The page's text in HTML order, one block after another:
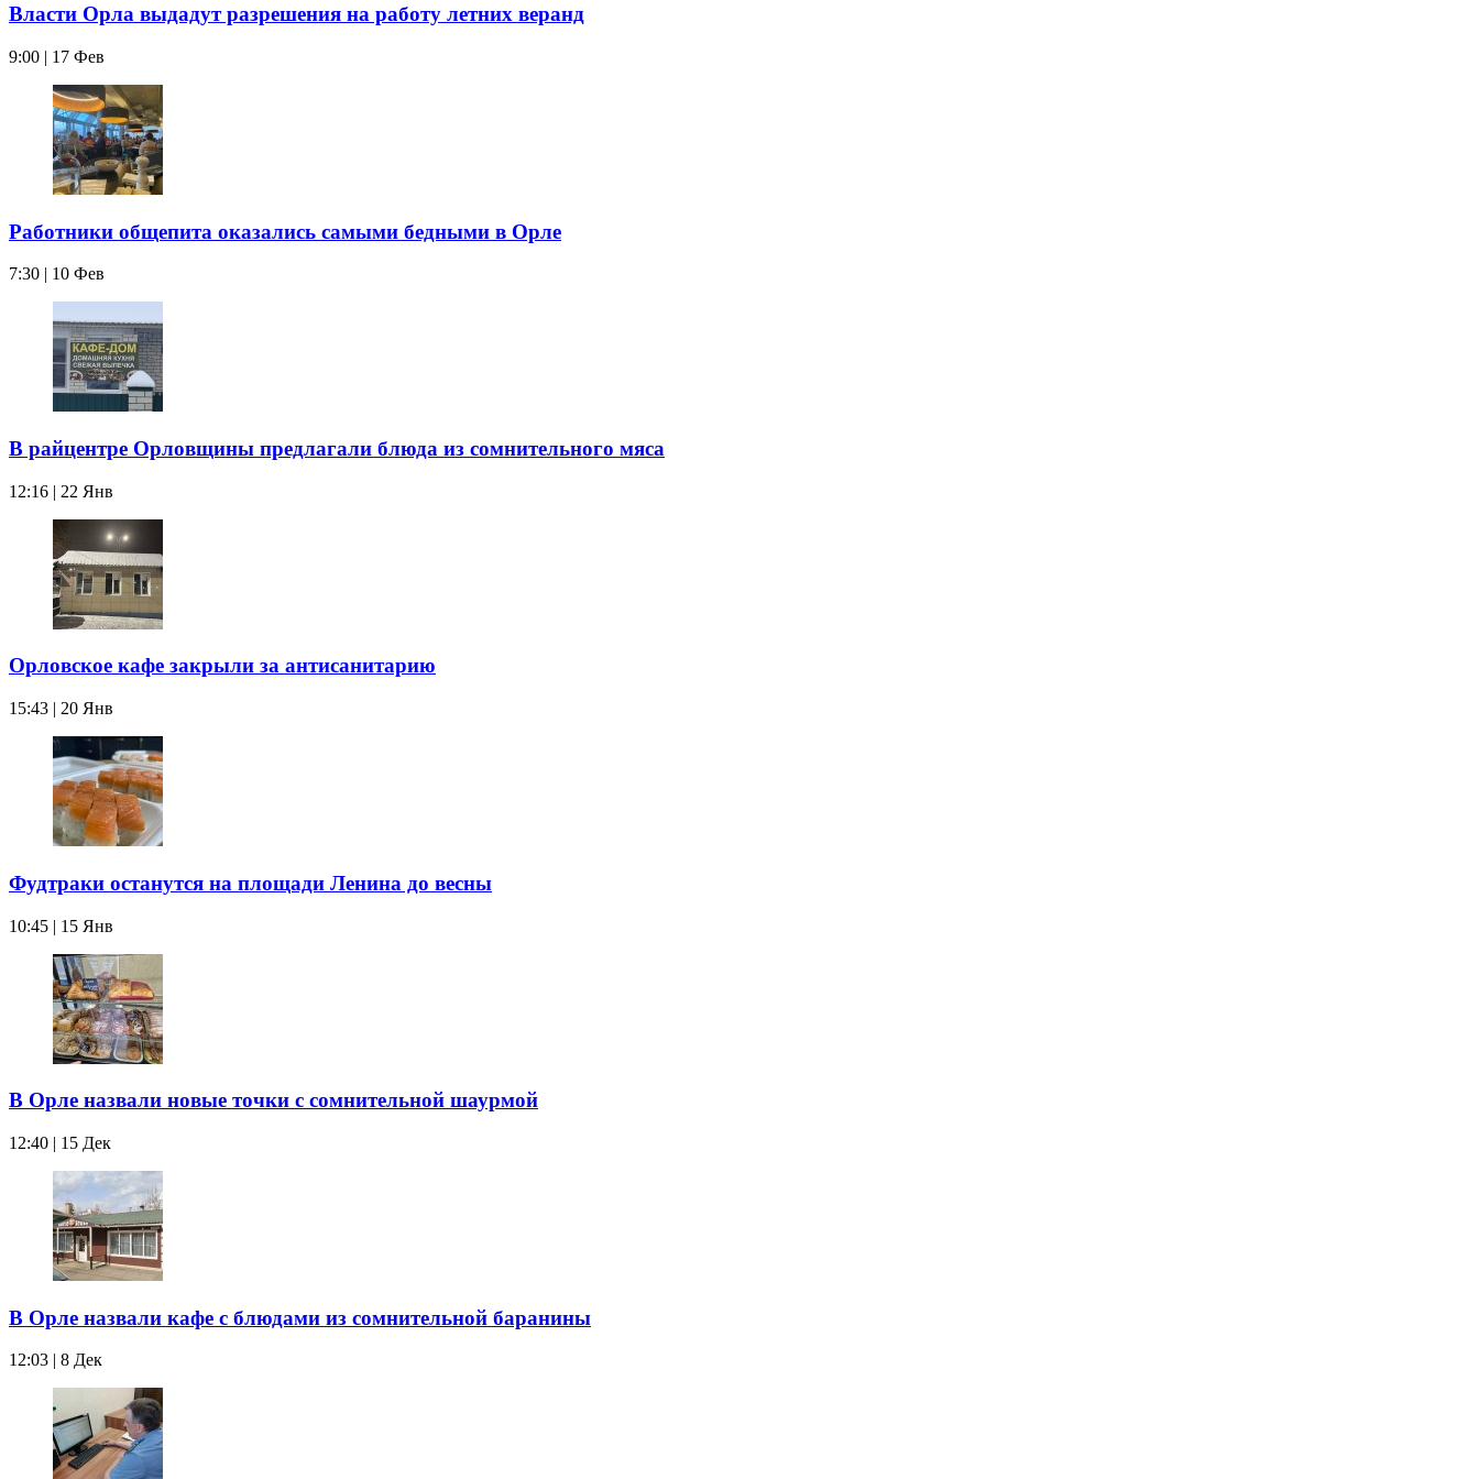
Власти Орла выдадут разрешения на работу летних веранд
9:00 | 17 Фев
Работники общепита оказались самыми бедными в Орле
7:30 | 10 Фев
В райцентре Орловщины предлагали блюда из сомнительного мяса
12:16 | 22 Янв
Орловское кафе закрыли за антисанитарию
15:43 | 20 Янв
Фудтраки останутся на площади Ленина до весны
10:45 | 15 Янв
В Орле назвали новые точки с сомнительной шаурмой
12:40 | 15 Дек
В Орле назвали кафе с блюдами из сомнительной баранины
12:03 | 8 Дек